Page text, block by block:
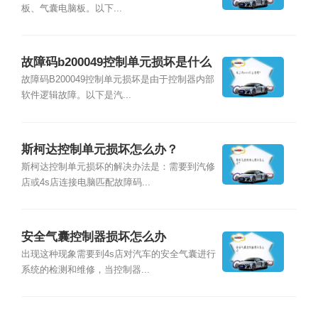
板、气囊电脑板。以下...
故障码b200049控制单元损坏是什么
原因？
故障码B200049控制单元损坏是由于控制器内部
软件逻辑故障。以下是汽...
斯柯达控制单元损坏怎么办？
斯柯达控制单元损坏的解决办法是：需要到汽修
店或4s店连接电脑匹配故障码...
安全气囊控制器损坏怎么办
出现这种现象需要到4s店对汽车的安全气囊进行
系统的检测和维修，当控制器...